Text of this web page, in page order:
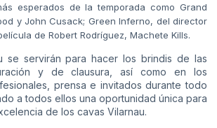
esperados de la temporada como Grand
y John Cusack; Green Inferno, del director
de Robert Rodríguez, Machete Kills.
se servirán para hacer los brindis de las
y de clausura, así como en los
prensa e invitados durante todo
a todos ellos una oportunidad única para
de los cavas Vilarnau.